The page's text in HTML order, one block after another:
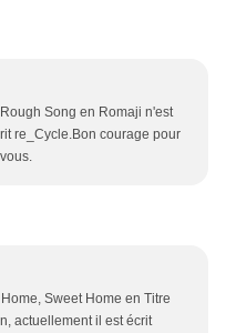
Song en Romaji n'est
re_Cycle.Bon courage pour
Sweet Home en Titre
actuellement il est écrit